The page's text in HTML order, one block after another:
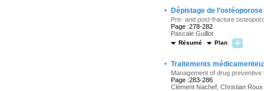
· Dépistage de
Pre- and post-fracture
Page :278-282
Pascale Guillot
Résumé Plan
· Traitements
Management of drug
Page :283-286
Clément Nachef, Christian Roux